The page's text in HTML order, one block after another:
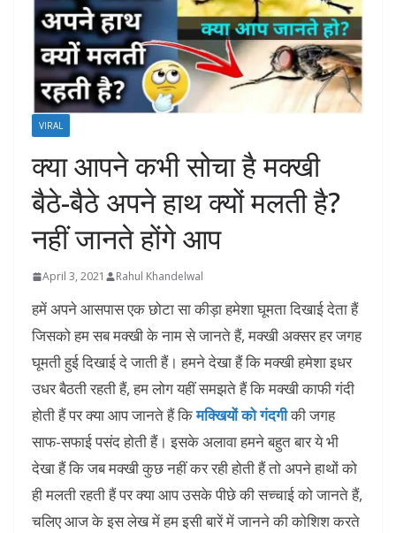
VIRAL
क्या आपने कभी सोचा है मक्खी
बैठे-बैठे अपने हाथ क्यों मलती है?
नहीं जानते होंगे आप
April 3, 2021 Rahul Khandelwal
हमें अपने आसपास एक छोटा सा कीड़ा हमेशा घूमता दिखाई देता हैं
जिसको हम सब मक्खी के नाम से जानते हैं, मक्खी अक्सर हर जगह
घूमती हुई दिखाई दे जाती हैं। हमने देखा हैं कि मक्खी हमेशा इधर
उधर बैठती रहती हैं, हम लोग यहीं समझते हैं कि मक्खी काफी गंदी
होती हैं पर क्या आप जानते हैं किमक्खियों को गंदगीकी जगह
साफ-सफाई पसंद होती हैं। इसके अलावा हमने बहुत बार ये भी
देखा हैं कि जब मक्खी कुछ नहीं कर रही होती हैं तो अपने हाथों को
ही मलती रहती हैं पर क्या आप उसके पीछे की सच्चाई को जानते हैं,
चलिए आज के इस लेख में हम इसी बारें में जानने की कोशिश करते